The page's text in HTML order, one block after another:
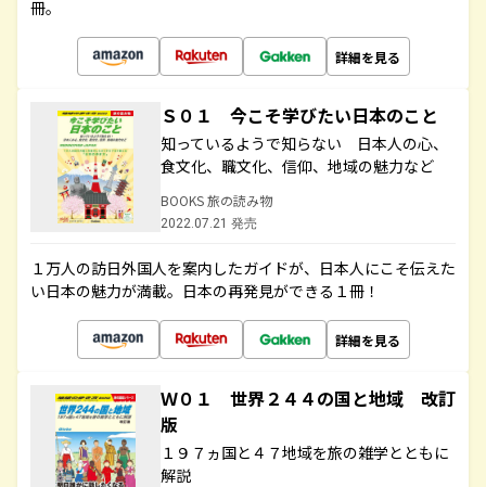
冊。
詳細を見る
Ｓ０１ 今こそ学びたい日本のこと
知っているようで知らない 日本人の心、
食文化、職文化、信仰、地域の魅力など
BOOKS 旅の読み物
2022.07.21 発売
１万人の訪日外国人を案内したガイドが、日本人にこそ伝えた
い日本の魅力が満載。日本の再発見ができる１冊！
詳細を見る
Ｗ０１ 世界２４４の国と地域 改訂
版
１９７ヵ国と４７地域を旅の雑学とともに
解説